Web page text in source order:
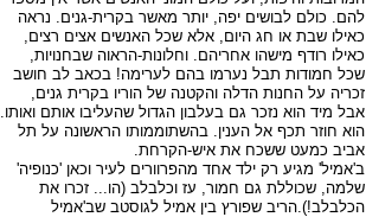
להם. כולם לבושים יפה, יותר מאשר בקרית-גנים. נראה
כאילו שבת או חג היום, אלא שכל האנשים אצים רצים,
כאילו רודף מישהו אחריהם. וחלונות-הראוה שבחנויות,
שכל חמודות תבל נערמו בהם לערימה! בכאב לב חושב
זכריה על החנות הדלה והקטנה של הוריו בקרית גנים,
אבל מיד הוא נזכר גם בעלבון הגדול שהעליבו אותם ואותו.
הוא חוזר תכף אל הענין. בהשתוממותו הראשונה על תל
אביב כמעט ששכח את איש-הקרחת.
ב'אמיל' מגיע רק ילד אחד מהפרוורים לעיר וכאן 'כנופיה'
שלמה, שכוללת גם חמור, עז וכלבלב (הו... זכרו את
הכלבלב!).הריב שפורץ בין אמיל לגוסטב שב'אמיל